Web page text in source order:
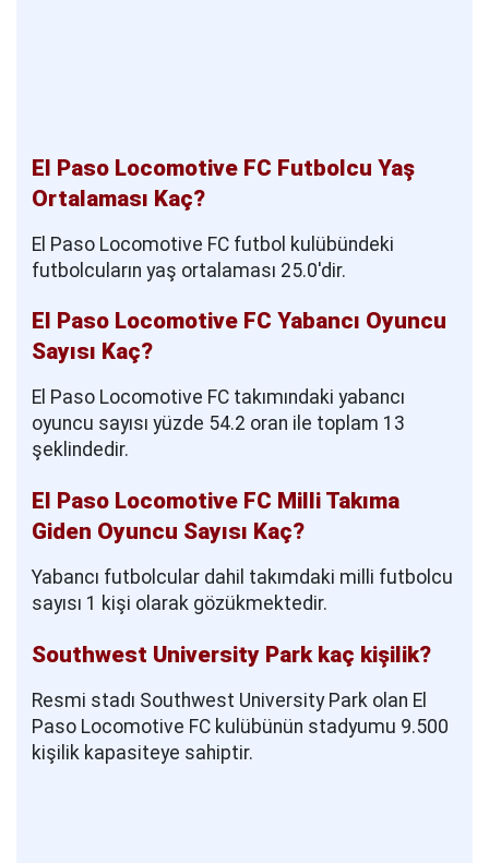
El Paso Locomotive FC Futbolcu Yaş
Ortalaması Kaç?
El Paso Locomotive FC futbol kulübündeki
futbolcuların yaş ortalaması 25.0'dir.
El Paso Locomotive FC Yabancı Oyuncu
Sayısı Kaç?
El Paso Locomotive FC takımındaki yabancı
oyuncu sayısı yüzde 54.2 oran ile toplam 13
şeklindedir.
El Paso Locomotive FC Milli Takıma
Giden Oyuncu Sayısı Kaç?
Yabancı futbolcular dahil takımdaki milli futbolcu
sayısı 1 kişi olarak gözükmektedir.
Southwest University Park kaç kişilik?
Resmi stadı Southwest University Park olan El
Paso Locomotive FC kulübünün stadyumu 9.500
kişilik kapasiteye sahiptir.